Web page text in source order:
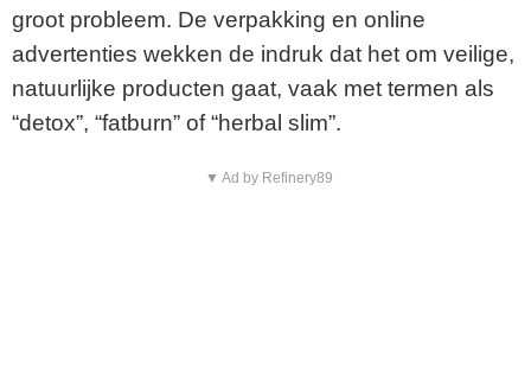
groot probleem. De verpakking en online
advertenties wekken de indruk dat het om veilige,
natuurlijke producten gaat, vaak met termen als
“detox”, “fatburn” of “herbal slim”.
▼ Ad by Refinery89